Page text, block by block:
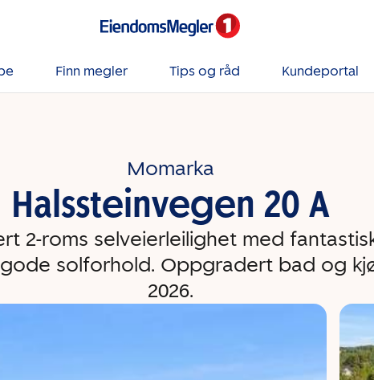
Finn megler Tips og råd Kundeportal
Momarka
Halssteinvegen 20 A
2-roms selveierleilighet med
solforhold. Oppgradert bad og
2026.